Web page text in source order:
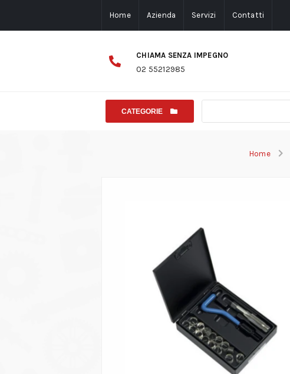
Home Azienda Servizi Contatti
CHIAMA SENZA IMPEGNO
02 55212985
CATEGORIE
Home